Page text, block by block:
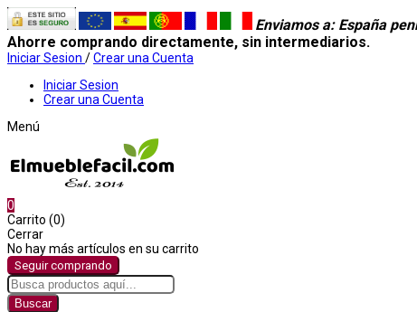
Enviamos a: España
Ahorre comprando directamente, sin intermediarios.
Iniciar Sesion /Crear una Cuenta
Iniciar Sesion
Crear una Cuenta
Menú
0
Carrito (0)
Cerrar
No hay más artículos en su carrito
Seguir comprando
Buscar